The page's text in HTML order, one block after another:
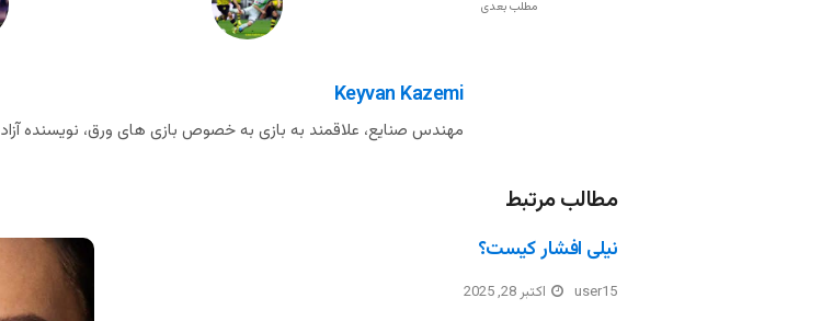
مطلب بعدی
Keyvan Kazemi
مهندس صنایع، علاقمند به بازی به خصوص بازی های ورق، نویسنده آزاد
مطالب مرتبط
نیلی افشار کیست؟
user15 اکتبر 28, 2025